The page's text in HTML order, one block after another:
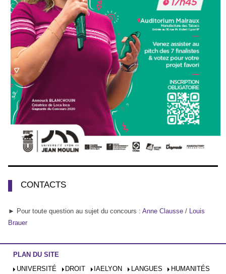
CONTACTS
► Pour toute question au sujet du concours : Anne Clausse / Louis
Brauer
PLAN DU SITE
UNIVERSITÉ
DROIT IAELYON LANGUES HUMANITÉS